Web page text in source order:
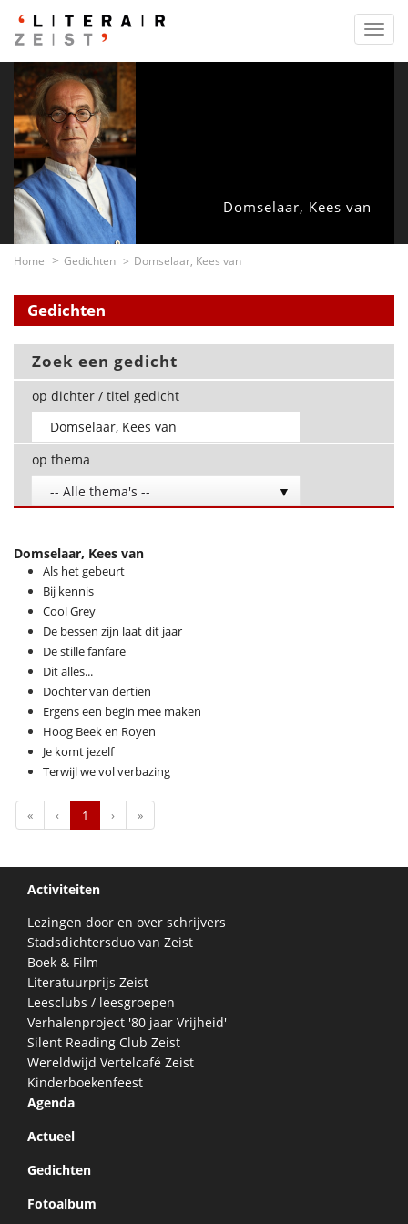
Domselaar, Kees van
Home Gedichten Domselaar, Kees van
Gedichten
Zoek een gedicht
op dichter / titel gedicht
op thema
-- Alle thema's --
Domselaar, Kees van
Als het gebeurt
Bij kennis
Cool Grey
De bessen zijn laat dit jaar
De stille fanfare
Dit alles...
Dochter van dertien
Ergens een begin mee maken
Hoog Beek en Royen
Je komt jezelf
Terwijl we vol verbazing
«First ‹Previous
1 ›Next»Last
Activiteiten
Lezingen door en over schrijvers
Stadsdichtersduo van Zeist
Boek & Film
Literatuurprijs Zeist
Leesclubs / leesgroepen
Verhalenproject '80 jaar Vrijheid'
Silent Reading Club Zeist
Wereldwijd Vertelcafé Zeist
Kinderboekenfeest
Agenda
Actueel
Gedichten
Fotoalbum